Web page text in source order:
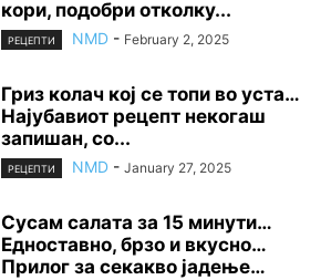
кори, подобри отколку...
РЕЦЕПТИ NMD - February 2, 2025
Гриз колач кој се топи во уста…
Најубавиот рецепт некогаш
запишан, со...
РЕЦЕПТИ NMD - January 27, 2025
Сусам салата за 15 минути…
Едноставно, брзо и вкусно…
Прилог за секакво јадење…